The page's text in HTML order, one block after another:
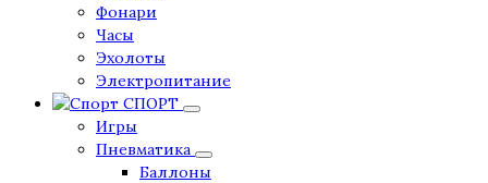
Фонари
Часы
Эхолоты
Электропитание
СПОРТ
Игры
Пневматика
Баллоны